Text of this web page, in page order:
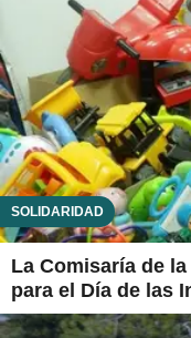
SOLIDARIDAD
La Comisaría de
para el Día de las